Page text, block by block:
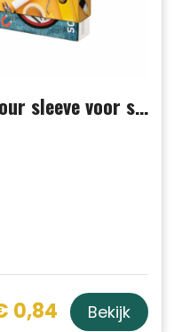
Full colour sleeve voor screwmagnet
0,84 Bekijk